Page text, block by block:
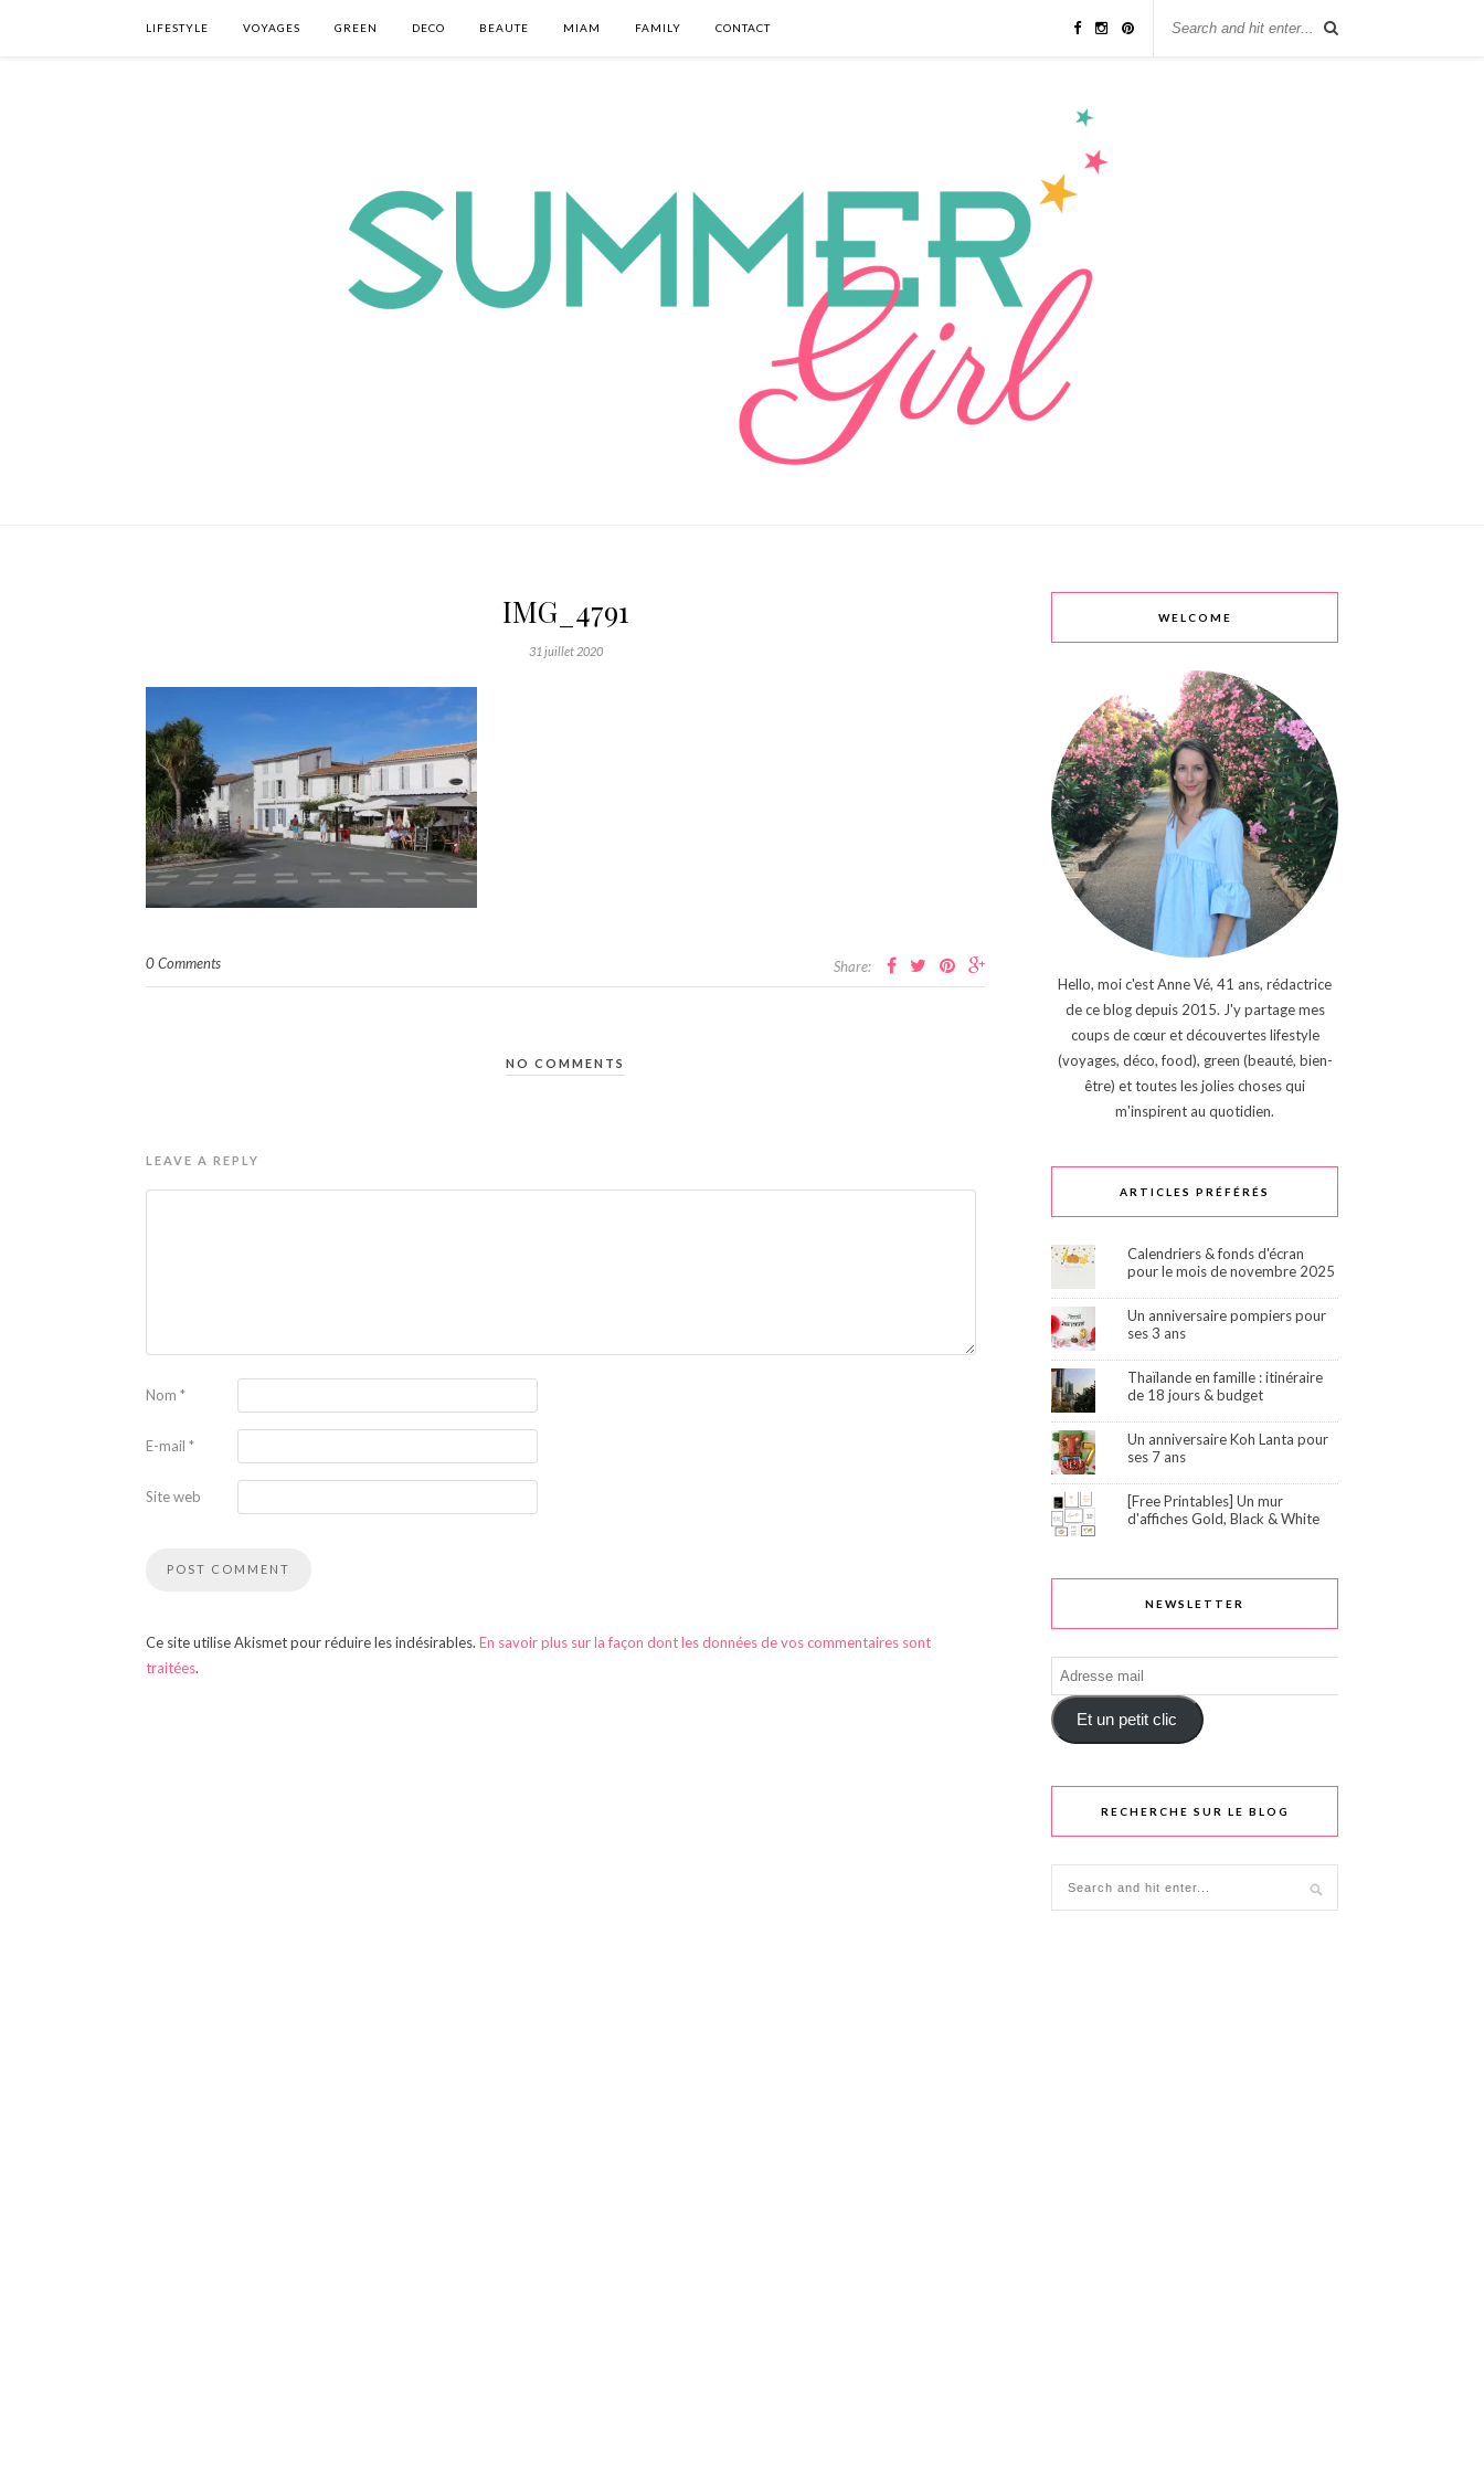
LIFESTYLE VOYAGES GREEN DECO BEAUTE MIAM FAMILY CONTACT
IMG_4791
31 juillet 2020
0 Comments Share:
NO COMMENTS
LEAVE A REPLY
Nom *
E-mail *
Site web
Ce site utilise Akismet pour réduire les indésirables. En savoir plus sur la façon dont les données de vos commentaires sont
traitées.
WELCOME
Hello, moi c'est Anne Vé, 41 ans, rédactrice
de ce blog depuis 2015. J'y partage mes
coups de cœur et découvertes lifestyle
(voyages, déco, food), green (beauté, bien-
être) et toutes les jolies choses qui
m'inspirent au quotidien.
ARTICLES PRÉFÉRÉS
Calendriers & fonds d'écran
pour le mois de novembre 2025
Un anniversaire pompiers pour
ses 3 ans
Thaïlande en famille : itinéraire
de 18 jours & budget
Un anniversaire Koh Lanta pour
ses 7 ans
[Free Printables] Un mur
d'affiches Gold, Black & White
NEWSLETTER
Adresse
mail
Et un petit clic
RECHERCHE SUR LE BLOG